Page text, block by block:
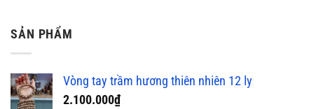
SẢN PHẨM
Vòng tay trầm hương thiên nhiên 12 ly
2.100.000₫